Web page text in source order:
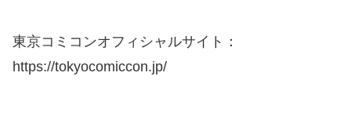
東京コミコンオフィシャルサイト：
https://tokyocomiccon.jp/